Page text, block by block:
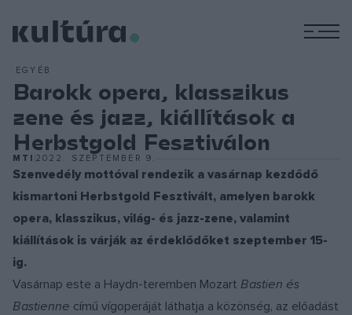
EGYÉB
Barokk opera, klasszikus
zene és jazz, kiállítások a
Herbstgold Fesztiválon
MTI 2022. SZEPTEMBER 9.
Szenvedély mottóval rendezik a vasárnap kezdődő
kismartoni Herbstgold Fesztivált, amelyen barokk
opera, klasszikus, világ- és jazz-zene, valamint
kiállítások is várják az érdeklődőket szeptember 15-
ig.
Vasárnap este a Haydn-teremben Mozart Bastien és
Bastienne című vígoperáját láthatja a közönség, az előadást